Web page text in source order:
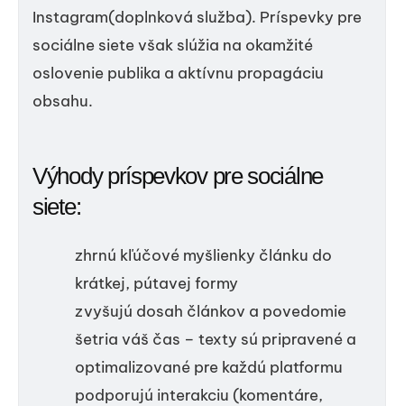
Instagram(doplnková služba). Príspevky pre
sociálne siete však slúžia na okamžité
oslovenie publika a aktívnu propagáciu
obsahu.
Výhody príspevkov pre sociálne
siete:
zhrnú kľúčové myšlienky článku do
krátkej, pútavej formy
zvyšujú dosah článkov a povedomie
šetria váš čas – texty sú pripravené a
optimalizované pre každú platformu
podporujú interakciu (komentáre,